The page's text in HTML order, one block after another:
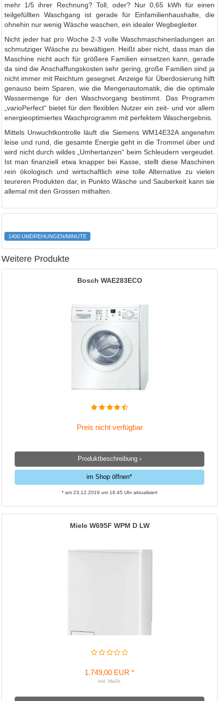
mehr 1/5 ihrer Rechnung? Toll, oder? Nur 0,65 kWh für einen
teilgefüllten Waschgang ist gerade für Einfamilienhaushalte, die
ohnehin nur wenig Wäsche waschen, ein idealer Wegbegleiter.
Nicht jeder hat pro Woche 2-3 volle Waschmaschinenladungen an
schmutziger Wäsche zu bewältigen. Heißt aber nicht, dass man die
Maschine nicht auch für größere Familien einsetzen kann, gerade
da sind die Anschaffungskosten sehr gering, große Familien sind ja
nicht immer mit Reichtum gesegnet. Anzeige für Überdosierung hilft
genauso beim Sparen, wie die Mengenautomatik, die die optimale
Wassermenge für den Waschvorgang bestimmt. Das Programm
„varioPerfect“ bietet für den flexiblen Nutzer ein zeit- und vor allem
energieoptimiertes Waschprogramm mit perfektem Waschergebnis.
Mittels Unwuchtkontrolle läuft die Siemens WM14E32A angenehm
leise und rund, die gesamte Energie geht in die Trommel über und
wird nicht durch wildes „Umhertanzen“ beim Schleudern vergeudet.
Ist man finanziell etwa knapper bei Kasse, stellt diese Maschinen
rein ökologisch und wirtschaftlich eine tolle Alternative zu vielen
teureren Produkten dar, in Punkto Wäsche und Sauberkeit kann sie
allemal mit den Grossen mithalten.
1400 UMDREHUNGEN/MINUTE
Weitere Produkte
Bosch WAE283ECO
Preis nicht verfügbar
Produktbeschreibung ›
im Shop öffnen*
* am 23.12.2019 um 16:45 Uhr aktualisiert
Miele W695F WPM D LW
1.749,00 EUR *
inkl. MwSt.